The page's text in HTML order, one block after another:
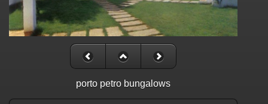
porto petro bungalows